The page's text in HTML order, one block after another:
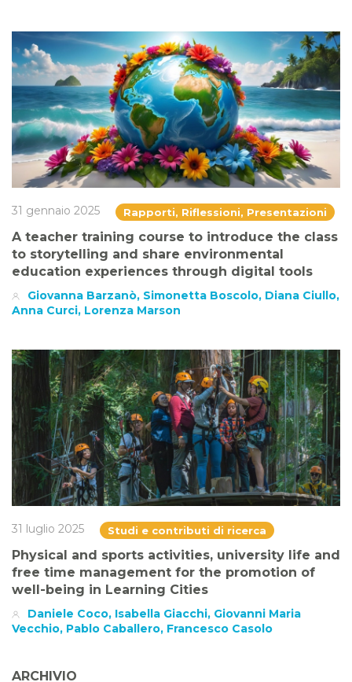
31 gennaio 2025 Rapporti, Riflessioni, Presentazioni
A teacher training course to introduce the class
to storytelling and share environmental
education experiences through digital tools
Giovanna Barzanò, Simonetta Boscolo, Diana Ciullo,
Anna Curci, Lorenza Marson
31 luglio 2025 Studi e contributi di ricerca
Physical and sports activities, university life and
free time management for the promotion of
well-being in Learning Cities
Daniele Coco, Isabella Giacchi, Giovanni Maria
Vecchio, Pablo Caballero, Francesco Casolo
ARCHIVIO